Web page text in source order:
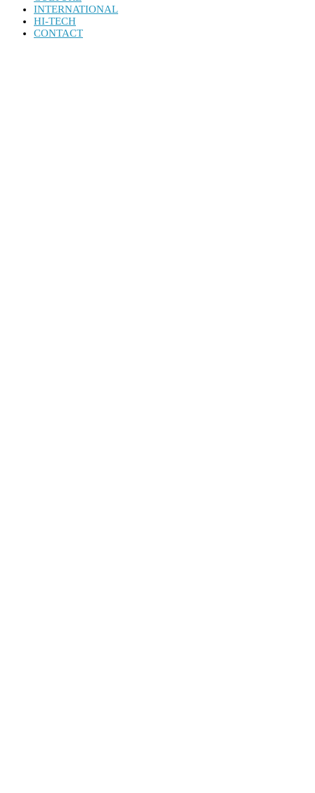
INTERNATIONAL
HI-TECH
CONTACT